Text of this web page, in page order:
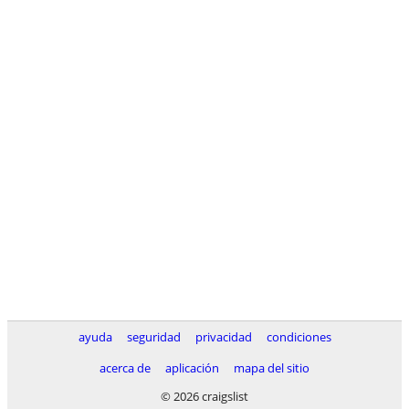
ayuda seguridad privacidad
condiciones
acerca de
aplicación
mapa del sitio
© 2026 craigslist